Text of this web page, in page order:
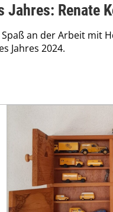
Jahres: Renate
an der Arbeit mit
Jahres 2024.